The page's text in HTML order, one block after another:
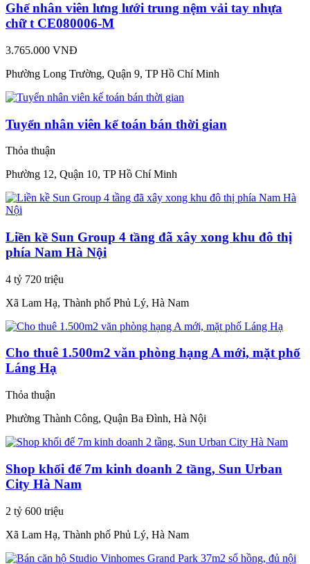
Ghế nhân viên lưng lưới trung nệm vải tay nhựa
chữ t CE080006-M
3.765.000 VNĐ
Phường Long Trường, Quận 9, TP Hồ Chí Minh
Tuyển nhân viên kế toán bán thời gian
Thỏa thuận
Phường 12, Quận 10, TP Hồ Chí Minh
Liền kề Sun Group 4 tầng đã xây xong khu đô thị
phía Nam Hà Nội
4 tỷ 720 triệu
Xã Lam Hạ, Thành phố Phủ Lý, Hà Nam
Cho thuê 1.500m2 văn phòng hạng A mới, mặt phố
Láng Hạ
Thỏa thuận
Phường Thành Công, Quận Ba Đình, Hà Nội
Shop khối đế 7m kinh doanh 2 tầng, Sun Urban
City Hà Nam
2 tỷ 600 triệu
Xã Lam Hạ, Thành phố Phủ Lý, Hà Nam